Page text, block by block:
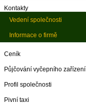
Kontakty
Vedení společnosti
Informace o firmě
Ceník
Půjčování vyčepního zařízení
Profil společnosti
Pivní taxi